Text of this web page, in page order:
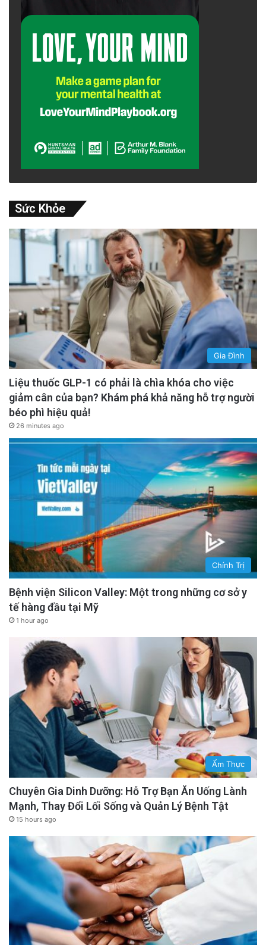
Sức Khỏe
Gia Đình
Liệu thuốc GLP-1 có phải là chìa khóa cho việc
giảm cân của bạn? Khám phá khả năng hỗ trợ người
béo phì hiệu quả!
26 minutes ago
Chính Trị
Bệnh viện Silicon Valley: Một trong những cơ sở y
tế hàng đầu tại Mỹ
1 hour ago
Ẩm Thực
Chuyên Gia Dinh Dưỡng: Hỗ Trợ Bạn Ăn Uống Lành
Mạnh, Thay Đổi Lối Sống và Quản Lý Bệnh Tật
15 hours ago